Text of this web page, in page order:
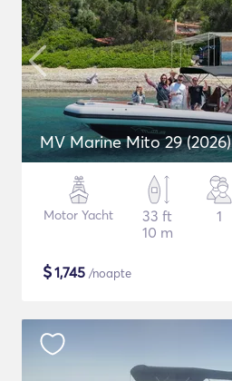
MV Marine Mito 29 (2026)
Motor Yacht
33 ft
10 m
1
$1,745 /noapte